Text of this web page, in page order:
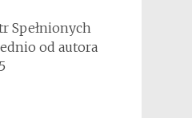
Spełnionych
od autora